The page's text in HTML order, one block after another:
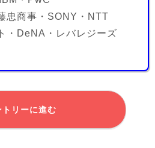
忠商事・SONY・NTT
・DeNA・レバレジーズ
トリーに進む